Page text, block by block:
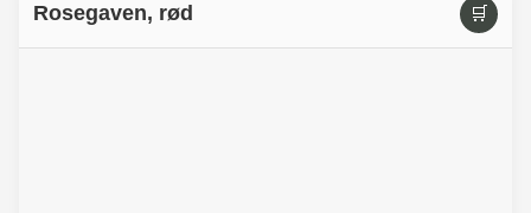
Rosegaven, rød 🛒